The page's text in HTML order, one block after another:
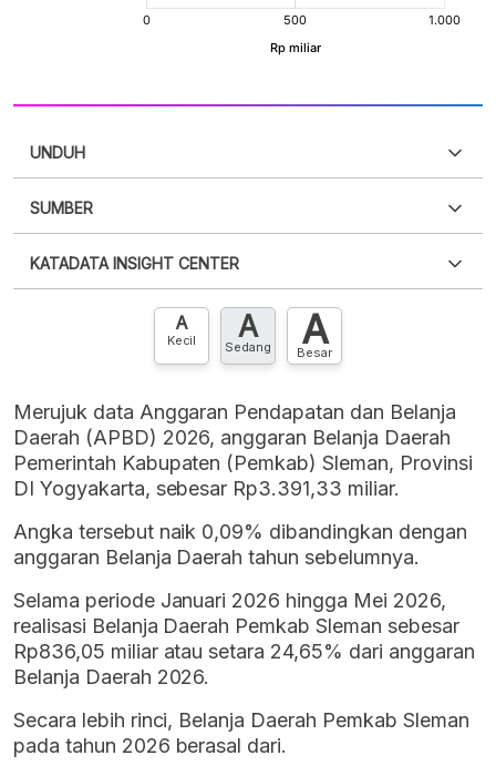
UNDUH
XLS
SUMBER
punya akun?Silakan Daftar sekarang
KATADATA INSIGHT CENTER
Hubungi sekarang »
A
Kecil A
Sedang A
Besar
Merujuk data Anggaran Pendapatan dan Belanja
Daerah (APBD) 2026, anggaran Belanja Daerah
Pemerintah Kabupaten (Pemkab) Sleman, Provinsi
DI Yogyakarta, sebesar Rp3.391,33 miliar.
Angka tersebut naik 0,09% dibandingkan dengan
anggaran Belanja Daerah tahun sebelumnya.
Selama periode Januari 2026 hingga Mei 2026,
realisasi Belanja Daerah Pemkab Sleman sebesar
Rp836,05 miliar atau setara 24,65% dari anggaran
Belanja Daerah 2026.
Secara lebih rinci, Belanja Daerah Pemkab Sleman
pada tahun 2026 berasal dari.